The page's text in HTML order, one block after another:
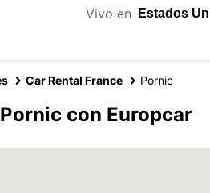
Vivo en
Car Rental France Pornic
con Europcar